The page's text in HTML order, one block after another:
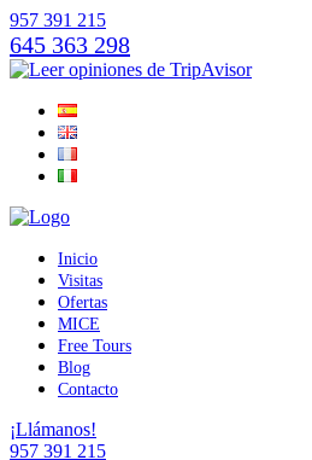
957 391 215
645 363 298
Inicio
Visitas
Ofertas
MICE
Free Tours
Blog
Contacto
¡Llámanos!
957 391 215